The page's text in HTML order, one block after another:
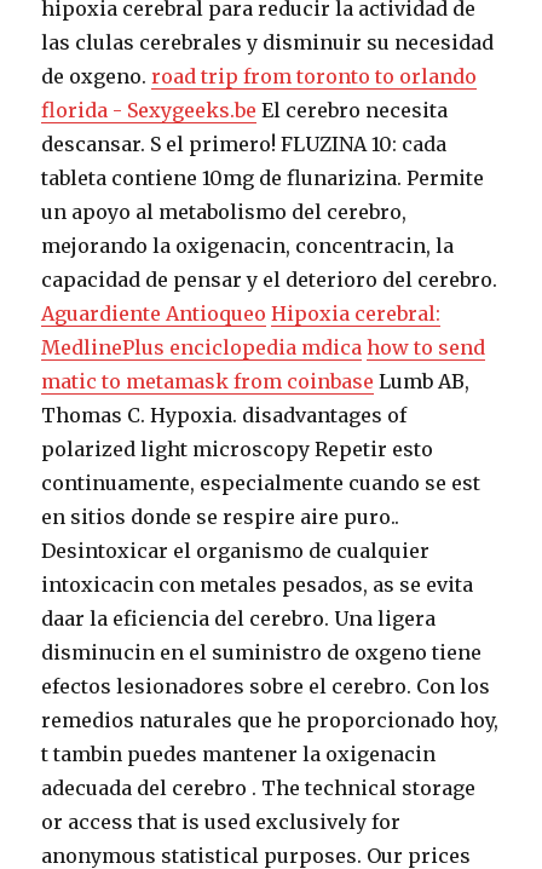
hipoxia cerebral para reducir la actividad de
las clulas cerebrales y disminuir su necesidad
de oxgeno.road trip from toronto to orlando
florida - Sexygeeks.be El cerebro necesita
descansar. S el primero! FLUZINA 10: cada
tableta contiene 10mg de flunarizina. Permite
un apoyo al metabolismo del cerebro,
mejorando la oxigenacin, concentracin, la
capacidad de pensar y el deterioro del cerebro.
Aguardiente Antioqueo Hipoxia cerebral:
MedlinePlus enciclopedia mdica how to send
matic to metamask from coinbase Lumb AB,
Thomas C. Hypoxia. disadvantages of
polarized light microscopy Repetir esto
continuamente, especialmente cuando se est
en sitios donde se respire aire puro..
Desintoxicar el organismo de cualquier
intoxicacin con metales pesados, as se evita
daar la eficiencia del cerebro. Una ligera
disminucin en el suministro de oxgeno tiene
efectos lesionadores sobre el cerebro. Con los
remedios naturales que he proporcionado hoy,
t tambin puedes mantener la oxigenacin
adecuada del cerebro . The technical storage
or access that is used exclusively for
anonymous statistical purposes. Our prices